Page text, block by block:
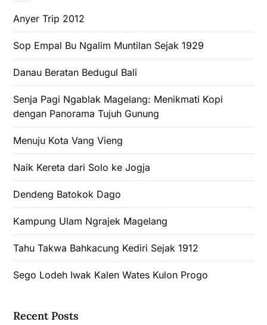
Anyer Trip 2012
Sop Empal Bu Ngalim Muntilan Sejak 1929
Danau Beratan Bedugul Bali
Senja Pagi Ngablak Magelang: Menikmati Kopi
dengan Panorama Tujuh Gunung
Menuju Kota Vang Vieng
Naik Kereta dari Solo ke Jogja
Dendeng Batokok Dago
Kampung Ulam Ngrajek Magelang
Tahu Takwa Bahkacung Kediri Sejak 1912
Sego Lodeh Iwak Kalen Wates Kulon Progo
Recent Posts